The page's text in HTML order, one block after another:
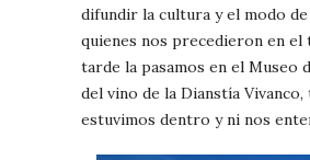
difundir la cultura y el modo de
quienes nos precedieron en el
tarde la pasamos en el Museo
del vino de la Dianstía
estuvimos dentro y ni nos